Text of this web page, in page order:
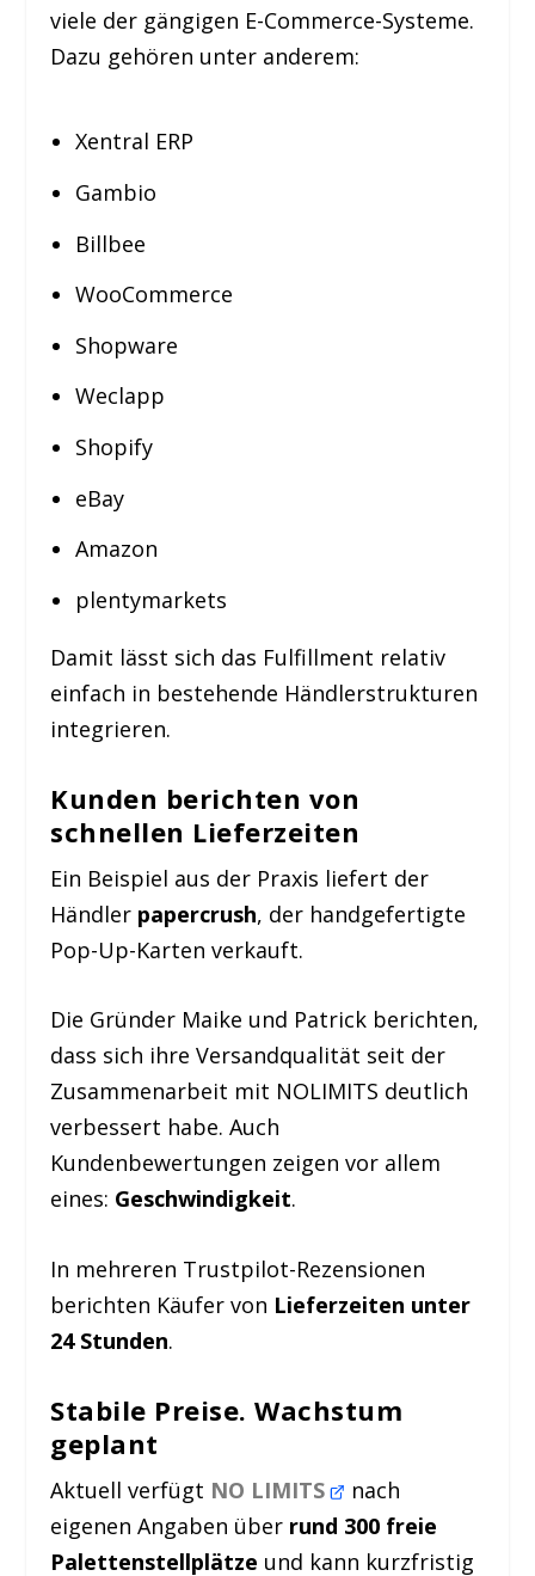
viele der gängigen E-Commerce-Systeme.
Dazu gehören unter anderem:
Xentral ERP
Gambio
Billbee
WooCommerce
Shopware
Weclapp
Shopify
eBay
Amazon
plentymarkets
Damit lässt sich das Fulfillment relativ
einfach in bestehende Händlerstrukturen
integrieren.
Kunden berichten von
schnellen Lieferzeiten
Ein Beispiel aus der Praxis liefert der
Händler papercrush, der handgefertigte
Pop-Up-Karten verkauft.
Die Gründer Maike und Patrick berichten,
dass sich ihre Versandqualität seit der
Zusammenarbeit mit NOLIMITS deutlich
verbessert habe. Auch
Kundenbewertungen zeigen vor allem
eines: Geschwindigkeit.
In mehreren Trustpilot-Rezensionen
berichten Käufer von Lieferzeiten unter
24 Stunden.
Stabile Preise. Wachstum
geplant
Aktuell verfügt NO LIMITS
nach
eigenen Angaben über rund 300 freie
Palettenstellplätze und kann kurzfristig